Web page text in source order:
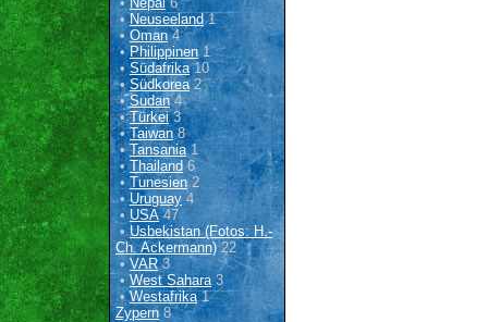
•Neuseeland1
• Oman4
•Philippinen 1
•Südafrika10
•Südkorea2
•Sudan4
•Türkei3
•Taiwan8
•Tansania1
•Thailand 6
•Tunesien2
•Uruguay 4
•USA47
•Usbekistan (Fotos: H.-
Ch. Ackermann) 22
• VAR3
•West Sahara3
•Westafrika1
Zypern8